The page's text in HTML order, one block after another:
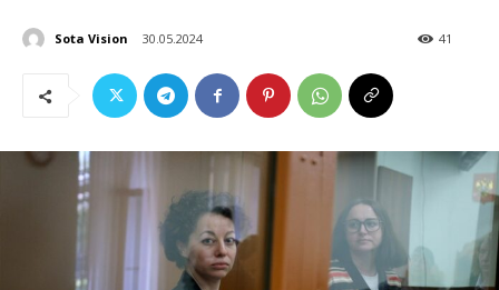
Sota Vision 30.05.2024 41